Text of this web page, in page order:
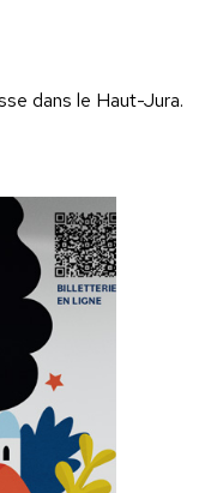
dans le Haut-Jura.